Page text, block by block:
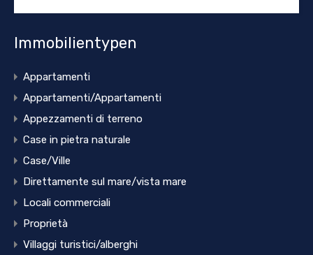
Immobilientypen
Appartamenti
Appartamenti/Appartamenti
Appezzamenti di terreno
Case in pietra naturale
Case/Ville
Direttamente sul mare/vista mare
Locali commerciali
Proprietà
Villaggi turistici/alberghi